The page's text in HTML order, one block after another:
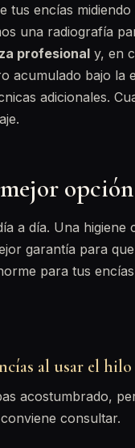
tus encías
una radiografía
profesional y, en
acumulado bajo la
adicionales.
opción
a día. Una
garantía para
para tus
al usar el
acostumbrado,
consultar.